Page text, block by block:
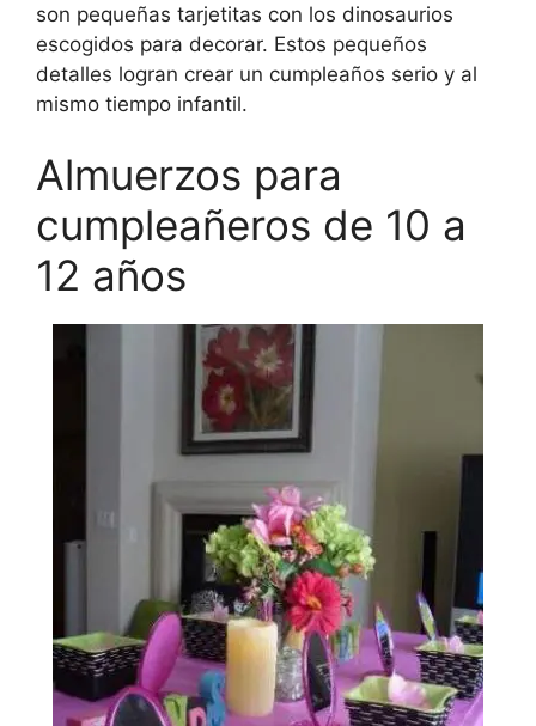
son pequeñas tarjetitas con los dinosaurios
escogidos para decorar. Estos pequeños
detalles logran crear un cumpleaños serio y al
mismo tiempo infantil.
Almuerzos para
cumpleañeros de 10 a
12 años